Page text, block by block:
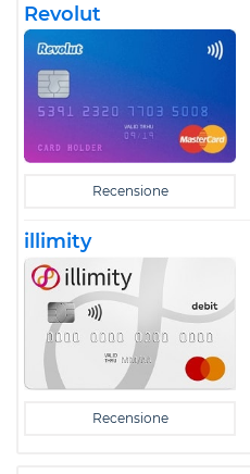
Revolut
Recensione
illimity
Recensione